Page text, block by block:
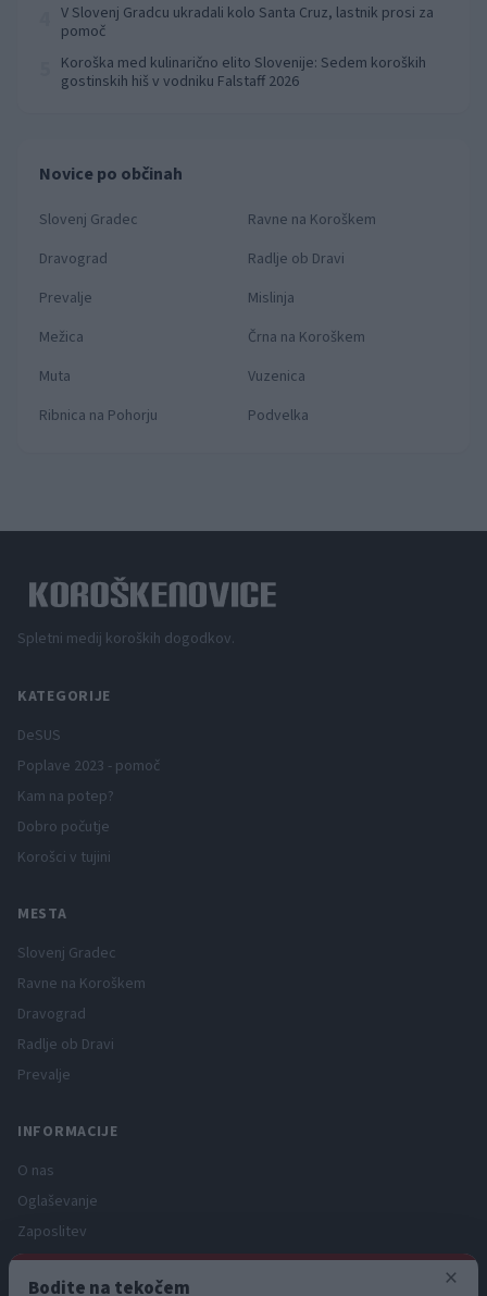
V Slovenj Gradcu ukradali kolo Santa Cruz, lastnik prosi za
pomoč
Koroška med kulinarično elito Slovenije: Sedem koroških
gostinskih hiš v vodniku Falstaff 2026
Novice po občinah
Slovenj Gradec
Ravne na Koroškem
Dravograd
Radlje ob Dravi
Prevalje
Mislinja
Mežica
Črna na Koroškem
Muta
Vuzenica
Ribnica na Pohorju
Podvelka
Spletni medij koroških dogodkov.
KATEGORIJE
DeSUS
Poplave 2023 - pomoč
Kam na potep?
Dobro počutje
Korošci v tujini
MESTA
Slovenj Gradec
Ravne na Koroškem
Dravograd
Radlje ob Dravi
Prevalje
INFORMACIJE
O nas
Oglaševanje
Zaposlitev
Pravno obvestilo
×
Bodite na tekočem